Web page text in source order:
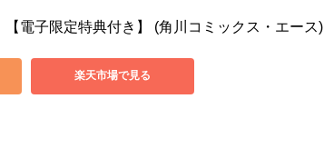
電子限定特典付き】 (角川コミックス・エース)
楽天市場で見る